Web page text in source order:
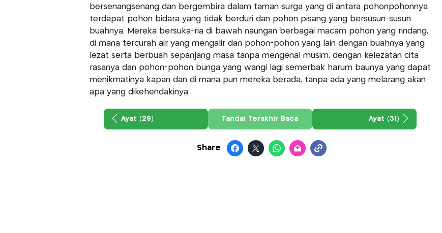
bersenangsenang dan bergembira dalam taman surga yang di antara pohonpohonnya
terdapat pohon bidara yang tidak berduri dan pohon pisang yang bersusun-susun
buahnya. Mereka bersuka-ria di bawah naungan berbagai macam pohon yang rindang,
di mana tercurah air yang mengalir dan pohon-pohon yang lain dengan buahnya yang
lezat serta berbuah sepanjang masa tanpa mengenal musim, dengan kelezatan cita
rasanya dan pohon-pohon bunga yang wangi lagi semerbak harum baunya yang dapat
menikmatinya kapan dan di mana pun mereka berada, tanpa ada yang melarang akan
apa yang dikehendakinya.
Ayat (29) Tandai Terakhir Baca Ayat (31)
Share